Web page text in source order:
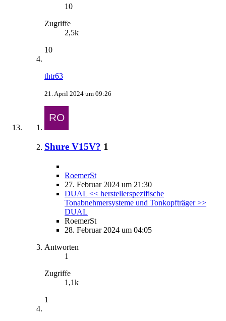
10
Zugriffe
2,5k
10
thtr63
21. April 2024 um 09:26
Shure V15V? 1
RoemerSt
27. Februar 2024 um 21:30
DUAL << herstellerspezifische
Tonabnehmersysteme und Tonkopfträger >>
DUAL
RoemerSt
28. Februar 2024 um 04:05
Antworten
1
Zugriffe
1,1k
1